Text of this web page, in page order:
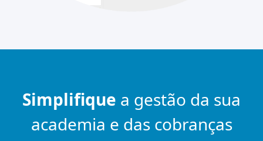
Simplifique a gestão da sua
academia e das cobranças